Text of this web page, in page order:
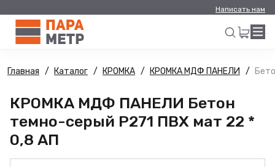
Написать нам
Искать
Главная Каталог КРОМКА КРОМКА МДФ ПАНЕЛИ
КРОМКА МДФ ПАНЕЛИ Бетон
темно-серый Р271 ПВХ мат 22 *
0,8 АП